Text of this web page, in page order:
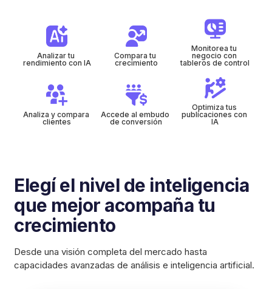
Analizar tu
rendimiento con IA
Compara tu
crecimiento
Monitorea tu
negocio con
tableros de control
Analiza y compara
clientes
Accede al embudo
de conversión
Optimiza tus
publicaciones con
IA
Elegí el nivel de inteligencia
que mejor acompaña tu
crecimiento
Desde una visión completa del mercado hasta
capacidades avanzadas de análisis e inteligencia artificial.